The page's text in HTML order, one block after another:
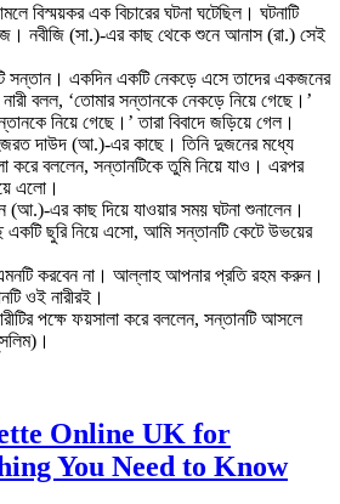
বিস্ময়কর এক বিচারের ঘটনা ঘটেছিল। ঘটনাটি
নবীজি (সা.)-এর কাছ থেকে শুনে আনাস (রা.) সেই
সন্তান। একদিন একটি নেকড়ে এসে তাদের একজনের
বলল, ‘তোমার সন্তানকে নেকড়ে নিয়ে গেছে।’
নিয়ে গেছে।’ তারা বিবাদে জড়িয়ে গেল।
হজরত দাউদ (আ.)-এর কাছে। তিনি দুজনের মধ্যে
করে বললেন, সন্তানটিকে তুমি নিয়ে যাও। এরপর
এলো।
(আ.)-এর কাছ দিয়ে যাওয়ার সময় ঘটনা শুনালেন।
একটি ছুরি নিয়ে এসো, আমি সন্তানটি কেটে উভয়ের
করবেন না। আল্লাহ আপনার প্রতি রহম করুন।
ওই নারীরই।
পক্ষে ফয়সালা করে বললেন, সন্তানটি আসলে
Online UK for
You Need to Know